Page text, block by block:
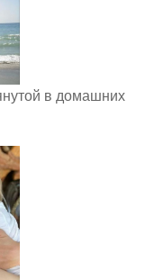
в домашних